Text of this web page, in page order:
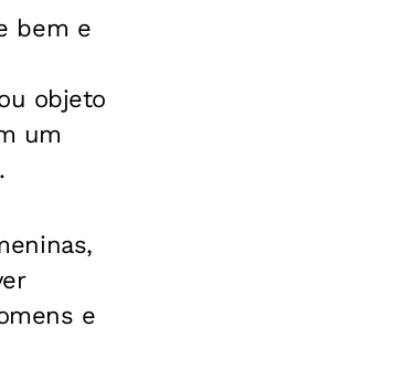
bem e
objeto
um
e